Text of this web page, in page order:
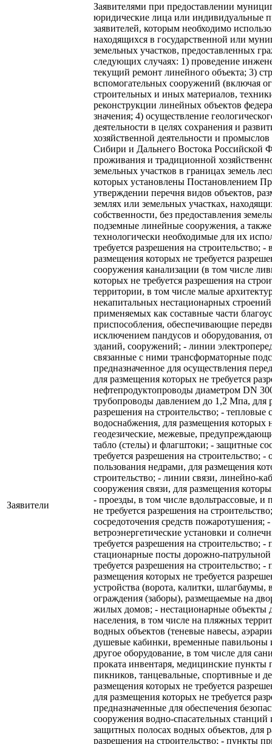
Заявители
Заявителями при предоставлении
юридические лица или индивидуальные
заявителей, которым необходимо
находящихся в государственной или
земельных участков, предоставленных
следующих случаях: 1) проведение
текущий ремонт линейного объекта; 3)
вспомогательных сооружений (включая
строительных и иных материалов,
реконструкции линейных объектов
значения; 4) осуществление
деятельности в целях сохранения и
хозяйственной деятельности и
Сибири и Дальнего Востока Российской
проживания и традиционной
земельных участков в границах земель
которых установлены Постановлением
утверждении перечня видов объектов,
землях или земельных участках,
собственности, без предоставления
подземные линейные сооружения, а
технологически необходимые для их
требуется разрешения на
размещения которых не требуется
сооружения канализации (в том числе
которых не требуется разрешения на
территории, в том числе малые
некапитальных нестационарных
применяемых как составные части
приспособления, обеспечивающие
исключением пандусов и оборудования,
зданий, сооружений; - линии
связанные с ними трансформаторные
предназначенное для осуществления
для размещения которых не требуется
нефтепродуктопроводы диаметром DN
трубопроводы давлением до 1,2 Мпа, для
разрешения на строительство; - тепловые
водоснабжения, для размещения которых
геодезические, межевые,
табло (стелы) и флагштоки; - защитные
требуется разрешения на строительство;
пользования недрами, для размещения
строительство; - линии связи, линейно-
сооружения связи, для размещения
- проезды, в том числе вдольтрассовые,
не требуется разрешения на
сосредоточения средств пожаротушения;
ветроэнергетические установки и
требуется разрешения на строительство;
стационарные посты дорожно-
требуется разрешения на строительство;
размещения которых не требуется
устройства (ворота, калитки, шлагбаумы,
ограждения (заборы), размещаемые на
жилых домов; - нестационарные объекты
населения, в том числе на пляжных
водных объектов (теневые навесы,
душевые кабинки, временные павильоны
другое оборудование, в том числе для
проката инвентаря, медицинские
пикников, танцевальные, спортивные и
размещения которых не требуется
для размещения которых не требуется
предназначенные для обеспечения
сооружения водно-спасательных
защитных полосах водных объектов, для
разрешения на строительство; - пункты